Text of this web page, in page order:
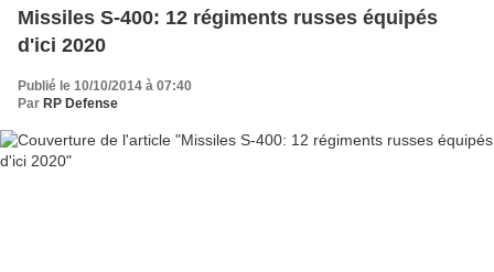
Missiles S-400: 12 régiments russes équipés
d'ici 2020
Publié le 10/10/2014 à 07:40
Par RP Defense